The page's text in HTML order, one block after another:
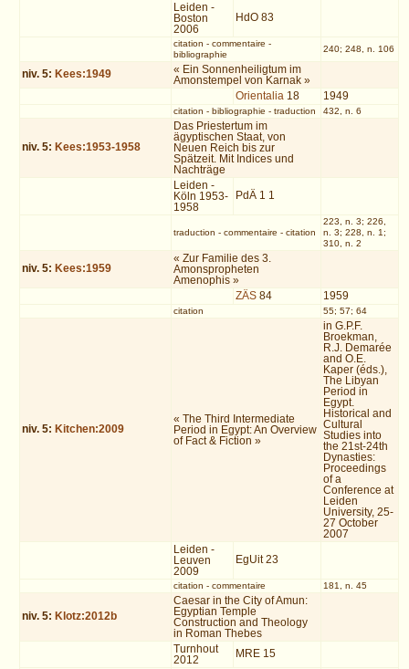
Leiden -
Boston
2006
HdO 83
citation - commentaire -
bibliographie
240; 248, n. 106
niv. 5: Kees:1949
« Ein Sonnenheiligtum im
Amonstempel von Karnak »
Orientalia 18 1949
citation - bibliographie - traduction 432, n. 6
niv. 5: Kees:1953-1958
Das Priestertum im
ägyptischen Staat, von
Neuen Reich bis zur
Spätzeit. Mit Indices und
Nachträge
Leiden -
Köln 1953-
1958
PdÄ 1 1
traduction - commentaire - citation
223, n. 3; 226,
n. 3; 228, n. 1;
310, n. 2
niv. 5: Kees:1959
« Zur Familie des 3.
Amonspropheten
Amenophis »
ZÄS 84 1959
citation 55; 57; 64
niv. 5: Kitchen:2009
« The Third Intermediate
Period in Egypt: An Overview
of Fact & Fiction »
in G.P.F.
Broekman,
R.J. Demarée
and O.E.
Kaper (éds.),
The Libyan
Period in
Egypt.
Historical and
Cultural
Studies into
the 21st-24th
Dynasties:
Proceedings
of a
Conference at
Leiden
University, 25-
27 October
2007
Leiden -
Leuven
2009
EgUit 23
citation - commentaire 181, n. 45
niv. 5: Klotz:2012b
Caesar in the City of Amun:
Egyptian Temple
Construction and Theology
in Roman Thebes
Turnhout
2012
MRE 15